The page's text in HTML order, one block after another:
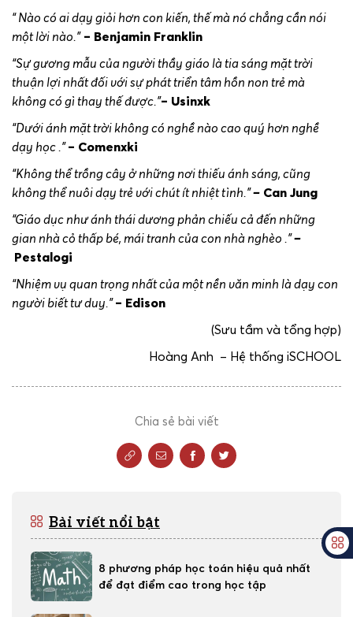
“ Nào có ai dạy giỏi hơn con kiến, thế mà nó chẳng cần nói
một lời nào.” – Benjamin Franklin
“Sự gương mẫu của người thầy giáo là tia sáng mặt trời
thuận lợi nhất đối với sự phát triển tâm hồn non trẻ mà
không có gì thay thế được.”– Usinxk
“Dưới ánh mặt trời không có nghề nào cao quý hơn nghề
dạy học .” – Comenxki
“Không thể trồng cây ở những nơi thiếu ánh sáng, cũng
không thể nuôi dạy trẻ với chút ít nhiệt tình.”– Can Jung
“Giáo dục như ánh thái dương phản chiếu cả đến những
gian nhà cỏ thấp bé, mái tranh của con nhà nghèo .”–
Pestalogi
“Nhiệm vụ quan trọng nhất của một nền văn minh là dạy con
người biết tư duy.”– Edison
(Sưu tầm và tổng hợp)
Hoàng Anh – Hệ thống iSCHOOL
Chia sẻ bài viết
Bài viết nổi bật
8 phương pháp học toán hiệu quả nhất
để đạt điểm cao trong học tập